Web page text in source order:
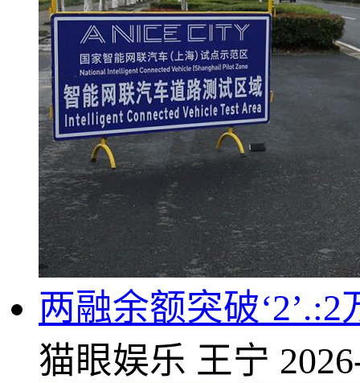
两融余额突破
猫眼娱乐 王宁